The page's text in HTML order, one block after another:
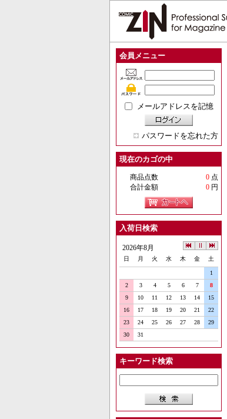
会員メニュー
メールアドレスを記憶
パスワードを忘れた方
現在のカゴの中
商品点数 0 点
合計金額
0 円
入荷日検索
2026年8月
日 月 火 水 木 金 土
1
2
3 4 5 6 7
8
9
10 11 12 13 14
15
16
17 18 19 20 21
22
23
24 25 26 27 28
29
30
31
キーワード検索